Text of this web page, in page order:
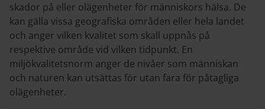
skador på eller olägenheter för människors hälsa. De
kan gälla vissa geografiska områden eller hela landet
och anger vilken kvalitet som skall uppnås på
respektive område vid vilken tidpunkt. En
miljökvalitetsnorm anger de nivåer som människan
och naturen kan utsättas för utan fara för påtagliga
olägenheter.